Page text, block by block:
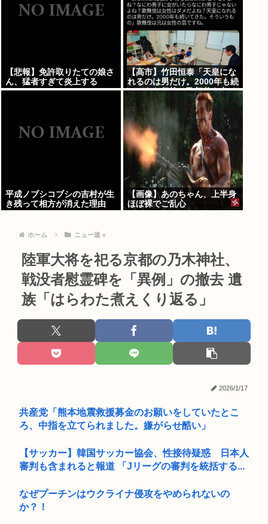
【悲報】免許取りたての娘さ
ん、猛者すぎて炎上する
www
【高市】竹田恒泰「天皇にな
れるのは男だけ。2000年も続
いてきた伝統。歌舞伎も女は
駄目だよね？」
平成ノブシコブシの吉村が生
き残って相方が消えた理由
【画像】あのちゃん、上半身
ほぼ裸でご乱心
ホーム ニュー速＋
陸軍大将を祀る京都の乃木神社、
戦没者慰霊碑を「異例」の撤去 遺
族「はらわた煮えくり返る」
2026/1/17
共産党「熊本地震救援募金のお願いをしていたとこ
ろ、中指を立てられました。嫌がらせ酷い」
【サッカー】韓国サッカー協会、性接待疑惑 日本人
審判も含まれると報道 「Jリーグの審判を統括する...
なぜプーチンはウクライナ侵攻をやめられないの
か？！